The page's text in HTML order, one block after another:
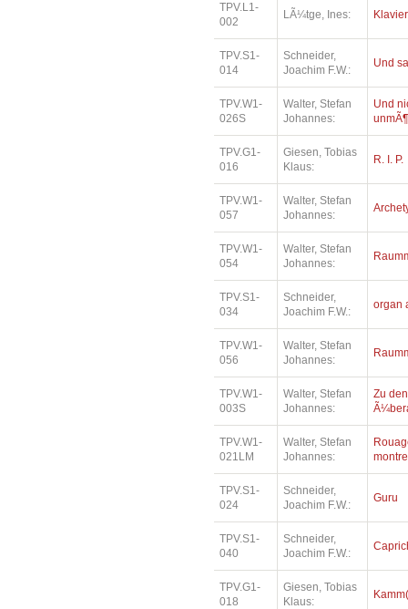
TPV.L1-
002
LÃ¼tge, Ines:
TPV.S1-
014
Schneider,
Joachim F.W.:
Und
TPV.W1-
026S
Walter, Stefan
Johannes:
Und
TPV.G1-
016
Giesen, Tobias
Klaus:
R. I. P.
TPV.W1-
057
Walter, Stefan
Johannes:
TPV.W1-
054
Walter, Stefan
Johannes:
TPV.S1-
034
Schneider,
Joachim F.W.:
organ
TPV.W1-
056
Walter, Stefan
Johannes:
TPV.W1-
003S
Walter, Stefan
Johannes:
Zu
TPV.W1-
021LM
Walter, Stefan
Johannes:
montre
TPV.S1-
024
Schneider,
Joachim F.W.:
Guru
TPV.S1-
040
Schneider,
Joachim F.W.:
TPV.G1-
018
Giesen, Tobias
Klaus: